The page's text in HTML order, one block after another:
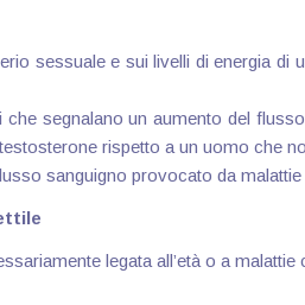
sessuale e sui livelli di energia
che segnalano un aumento del
rispetto a un uomo che
sanguigno provocato da
legata all’età o a